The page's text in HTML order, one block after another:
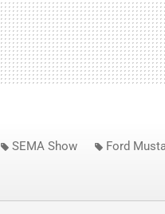
SEMA Show Ford